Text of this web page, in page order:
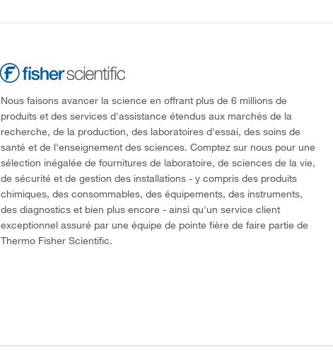
Nous faisons avancer la science en offrant plus de 6 millions de
produits et des services d'assistance étendus aux marchés de la
recherche, de la production, des laboratoires d'essai, des soins de
santé et de l'enseignement des sciences. Comptez sur nous pour une
sélection inégalée de fournitures de laboratoire, de sciences de la vie,
de sécurité et de gestion des installations - y compris des produits
chimiques, des consommables, des équipements, des instruments,
des diagnostics et bien plus encore - ainsi qu'un service client
exceptionnel assuré par une équipe de pointe fière de faire partie de
Thermo Fisher Scientific.